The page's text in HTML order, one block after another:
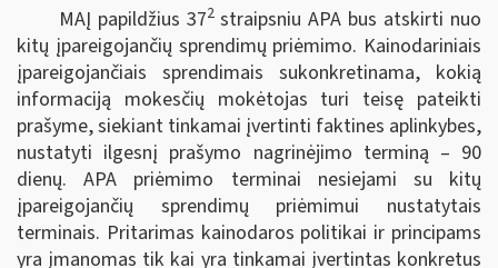
MAĮ papildžius 372straipsniu APA bus atskirti nuo
kitų įpareigojančių sprendimų priėmimo. Kainodariniais
įpareigojančiais sprendimais sukonkretinama, kokią
informaciją mokesčių mokėtojas turi teisę pateikti
prašyme, siekiant tinkamai įvertinti faktines aplinkybes,
nustatyti ilgesnį prašymo nagrinėjimo terminą – 90
dienų. APA priėmimo terminai nesiejami su kitų
įpareigojančių sprendimų priėmimui nustatytais
terminais. Pritarimas kainodaros politikai ir principams
yra įmanomas tik kai yra tinkamai įvertintas konkretus